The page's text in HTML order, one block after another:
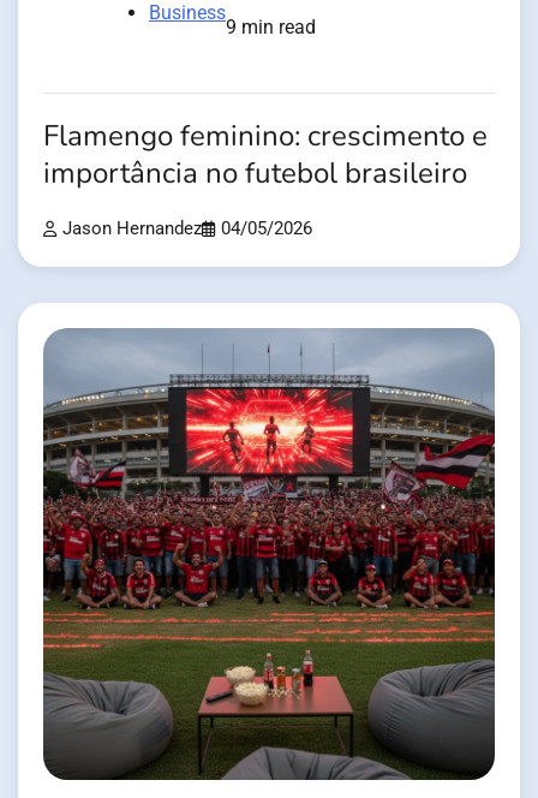
Business
9 min read
Flamengo feminino: crescimento e
importância no futebol brasileiro
Jason Hernandez 04/05/2026